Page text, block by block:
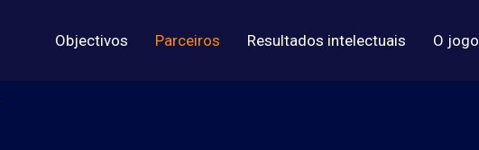
Objectivos Parceiros Resultados intelectuais Ο jogo